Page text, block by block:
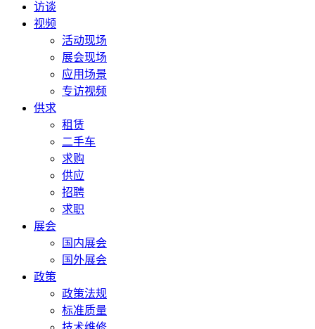
访谈
视频
活动现场
展会现场
应用场景
专访视频
供求
租赁
二手车
求购
供应
招聘
求职
展会
国内展会
国外展会
政策
政策法规
标准质量